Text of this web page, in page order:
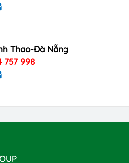
Thao-Đà Nẵng
757 998